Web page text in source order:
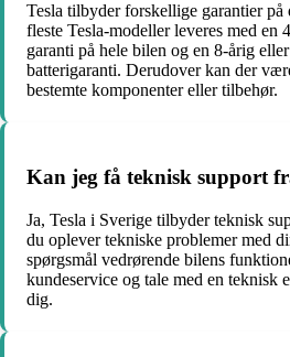
Tesla tilbyder forskellige garantier
fleste Tesla-modeller leveres med en
garanti på hele bilen og en 8-årig
batterigaranti. Derudover kan der
bestemte komponenter eller tilbehør.
Kan jeg få teknisk support
Ja, Tesla i Sverige tilbyder teknisk
du oplever tekniske problemer med
spørgsmål vedrørende bilens
kundeservice og tale med en teknisk
dig.